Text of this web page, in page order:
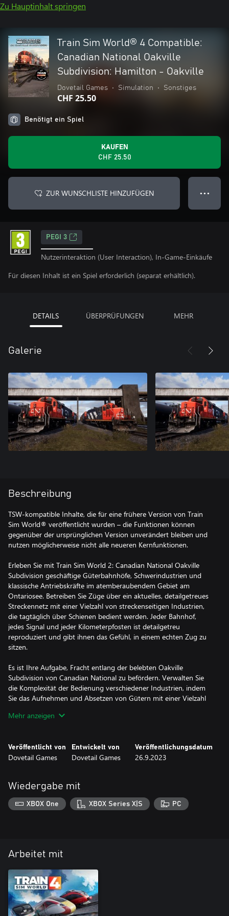
Zu Hauptinhalt springen
Train Sim World® 4 Compatible:
Canadian National Oakville
Subdivision: Hamilton - Oakville
Dovetail Games • Simulation • Sonstiges
CHF 25.50
Benötigt ein Spiel
KAUFEN
CHF 25.50
ZUR WUNSCHLISTE HINZUFÜGEN ● ● ●
PEGI 3
Nutzerinteraktion (User Interaction), In-Game-Einkäufe
Für diesen Inhalt ist ein Spiel erforderlich (separat erhältlich).
DETAILS ÜBERPRÜFUNGEN MEHR
Galerie
Beschreibung
TSW-kompatible Inhalte, die für eine frühere Version von Train
Sim World® veröffentlicht wurden – die Funktionen können
gegenüber der ursprünglichen Version unverändert bleiben und
nutzen möglicherweise nicht alle neueren Kernfunktionen.
Erleben Sie mit Train Sim World 2: Canadian National Oakville
Subdivision geschäftige Güterbahnhöfe, Schwerindustrien und
klassische Antriebskräfte im atemberaubendem Gebiet am
Ontariosee. Betreiben Sie Züge über ein aktuelles, detailgetreues
Streckennetz mit einer Vielzahl von streckenseitigen Industrien,
die tagtäglich über Schienen bedient werden. Jeder Bahnhof,
jedes Signal und jeder Kilometerpfosten ist detailgetreu
reproduziert und gibt ihnen das Gefühl, in einem echten Zug zu
sitzen.
Es ist Ihre Aufgabe, Fracht entlang der belebten Oakville
Subdivision von Canadian National zu befördern. Verwalten Sie
die Komplexität der Bedienung verschiedener Industrien, indem
Sie das Aufnehmen und Absetzen von Gütern mit einer Vielzahl
Passagier sind oder nur beobachten – Sie werden die geschäftige
Mehr anzeigen
Veröffentlicht von
Dovetail Games
Entwickelt von
Dovetail Games
Veröffentlichungsdatum
26.9.2023
Wiedergabe mit
XBOX One XBOX Series X|S PC
Arbeitet mit